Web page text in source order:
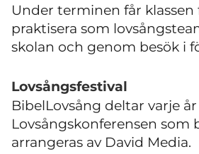
Under terminen får
praktisera som
skolan och genom besök i
Lovsångsfestival
BibelLovsång deltar varje år
Lovsångskonferensen som
arrangeras av David Media.